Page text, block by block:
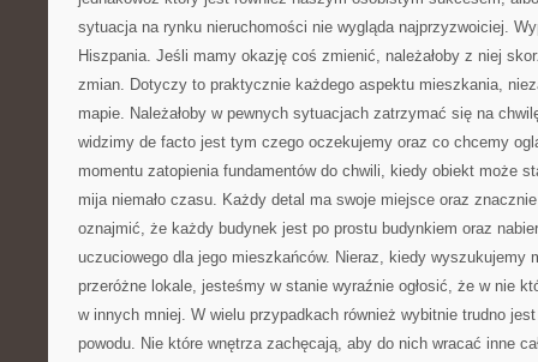
sytuacja na rynku nieruchomości nie wygląda najprzyzwoiciej.
Hiszpania. Jeśli mamy okazję coś zmienić, należałoby z niej
zmian. Dotyczy to praktycznie każdego aspektu mieszkania,
mapie. Należałoby w pewnych sytuacjach zatrzymać się na
widzimy de facto jest tym czego oczekujemy oraz co chcemy
momentu zatopienia fundamentów do chwili, kiedy obiekt może
mija niemało czasu. Każdy detal ma swoje miejsce oraz
oznajmić, że każdy budynek jest po prostu budynkiem oraz
uczuciowego dla jego mieszkańców. Nieraz, kiedy wyszukujemy
przeróżne lokale, jesteśmy w stanie wyraźnie ogłosić, że w nie
w innych mniej. W wielu przypadkach również wybitnie trudno
powodu. Nie które wnętrza zachęcają, aby do nich wracać inne